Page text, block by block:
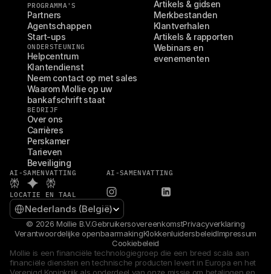
PROGRAMMA'S
Partners
Agentschappen
Start-ups
ONDERSTEUNING
Helpcentrum
Klantendienst
Neem contact op met sales
Waarom Mollie op uw
bankafschrift staat
BEDRIJF
Over ons
Carrières
Perskamer
Tarieven
Beveiliging
Artikels & gidsen
Merkbestanden
Klantverhalen
Artikels & rapporten
Webinars en
evenementen
AI-SAMENVATTING AI-SAMENVATTING
LOCATIE EN TAAL
Select Language
Nederlands (België)
© 2026 Mollie B.V.GebruikersovereenkomstPrivacyverklaring
Verantwoordelijke openbaarmakingKlokkenluidersbeleidImpressum
Cookiebeleid
Mollie is een financiële technologiegroep die een breed scala aan
financiële diensten en technische producten levert in Europa en het